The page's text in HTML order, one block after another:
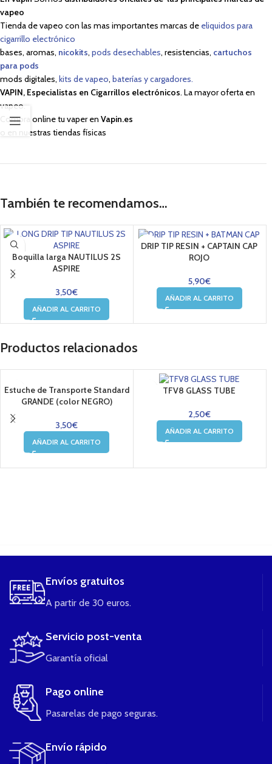
vapeo
Tienda de vapeo con las mas importantes marcas de eliquidos para
cigarrillo electrónico
bases, aromas, nicokits, pods desechables, resistencias, cartuchos
para pods
mods digitales, kits de vapeo, baterías y cargadores.
VAPIN, Especialistas en Cigarrillos electrónicos. La mayor oferta en
vapeo.
Compra online tu vaper en Vapin.es
o en nuestras tiendas físicas
También te recomendamos…
Boquilla larga NAUTILUS 2S
ASPIRE
3,50€
AÑADIR AL CARRITO
DRIP TIP RESIN + CAPTAIN CAP
ROJO
5,90€
AÑADIR AL CARRITO
Productos relacionados
Estuche de Transporte Standard
GRANDE (color NEGRO)
3,50€
AÑADIR AL CARRITO
TFV8 GLASS TUBE
2,50€
AÑADIR AL CARRITO
Envíos gratuitos
A partir de 30 euros.
Servicio post-venta
Garantía oficial
Pago online
Pasarelas de pago seguras.
Envío rápido